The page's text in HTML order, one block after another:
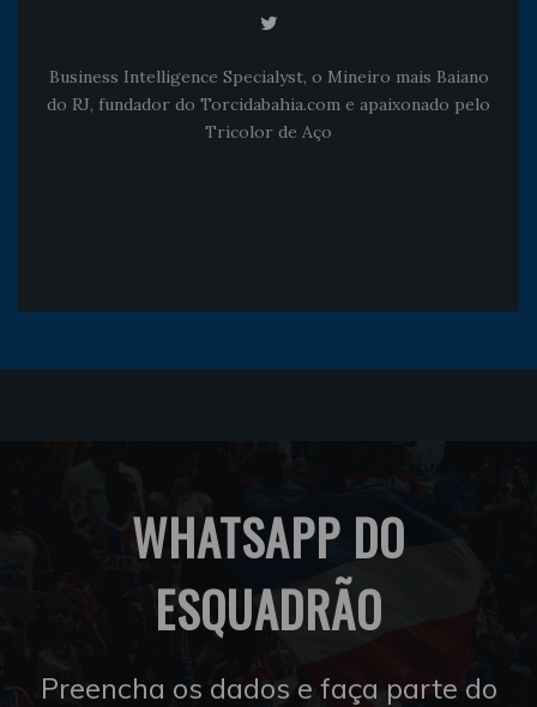
Business Intelligence Specialyst, o Mineiro mais Baiano
do RJ, fundador do Torcidabahia.com e apaixonado pelo
Tricolor de Aço
WHATSAPP DO
ESQUADRÃO
Preencha os dados e faça parte do